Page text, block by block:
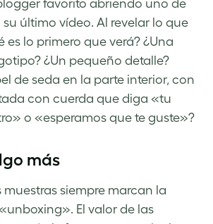
favorito abriendo uno de
último vídeo. Al revelar lo que
es lo primero que verá? ¿Una
¿Un pequeño detalle?
de seda en la parte interior, con
con cuerda que diga «tu
o «esperamos que te guste»?
más
muestras siempre marcan la
El valor de las